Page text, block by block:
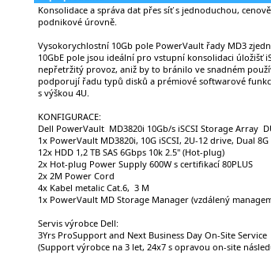
Konsolidace a správa dat přes síť s jednoduchou,
podnikové úrovně.
Vysokorychlostní 10Gb pole PowerVault řady MD3
10GbE pole jsou ideální pro vstupní konsolidaci úložišť
nepřetržitý provoz, aniž by to bránilo ve snadném
podporují řadu typů disků a prémiové softwarové
s výškou 4U.
KONFIGURACE:
Dell PowerVault MD3820i 10Gb/s iSCSI Storage Array
1x PowerVault MD3820i, 10G iSCSI, 2U-12 drive, Dual
12x HDD 1,2 TB SAS 6Gbps 10k 2.5" (Hot-plug)
2x Hot-plug Power Supply 600W s certifikací 80PLUS
2x 2M Power Cord
4x Kabel metalic Cat.6, 3 M
1x PowerVault MD Storage Manager (vzdálený
Servis výrobce Dell:
3Yrs ProSupport and Next Business Day On-Site Service
(Support výrobce na 3 let, 24x7 s opravou on-site